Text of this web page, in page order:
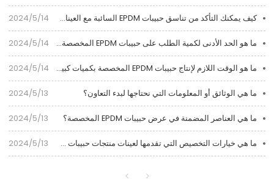
كيف يمكنك التأكد من تناسق حبيبات EPDM السائبة مع العينات؟ 2024/5/14
ما هو الحد الأدنى لكمية الطلب على حبيبات EPDM المخصصة بكميات كبيرة؟ 2024/5/14
ما هو الوقت اللازم لإنتاج حبيبات EPDM المخصصة بكميات كبيرة؟ 2024/5/14
ما هي الوثائق أو المعلومات التي نحتاجها لبدء التعاون؟ 2024/5/13
ما هي العناصر المضمنة في عرض حبيبات EPDM المخصصة؟ 2024/5/13
ما هي خيارات التخصيص التي تقدمها لعينات منتجات حبيبات EPDM؟ 2024/5/13